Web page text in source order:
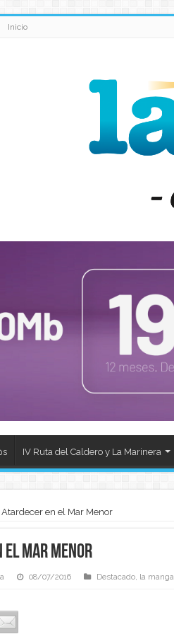
Inicio
IV Ruta del Caldero y La Marinera
Atardecer en el Mar Menor
el Mar Menor
08/07/2016 Destacado, la manga